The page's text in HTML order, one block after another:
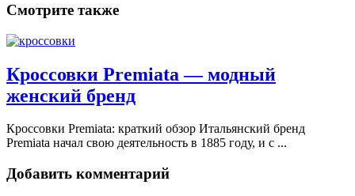
Смотрите также
Кроссовки Premiata — модный
женский бренд
Кроссовки Premiata: краткий обзор Итальянский бренд
Premiata начал свою деятельность в 1885 году, и с ...
Добавить комментарий